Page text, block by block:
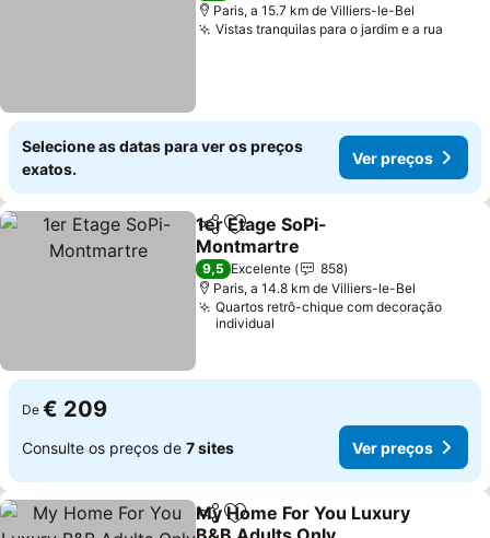
Paris, a 15.7 km de Villiers-le-Bel
Vistas tranquilas para o jardim e a rua
Selecione as datas para ver os preços
exatos.
Ver preços
PartilharAdicionar aos favoritos
1er Etage SoPi-
Montmartre
Ver preços
9,5 Excelente
858
Paris, a 14.8 km de Villiers-le-Bel
Quartos retrô-chique com decoração
individual
De € 209
Consulte os preços de 7 sites Ver preços
PartilharAdicionar aos favoritos
My Home For You Luxury